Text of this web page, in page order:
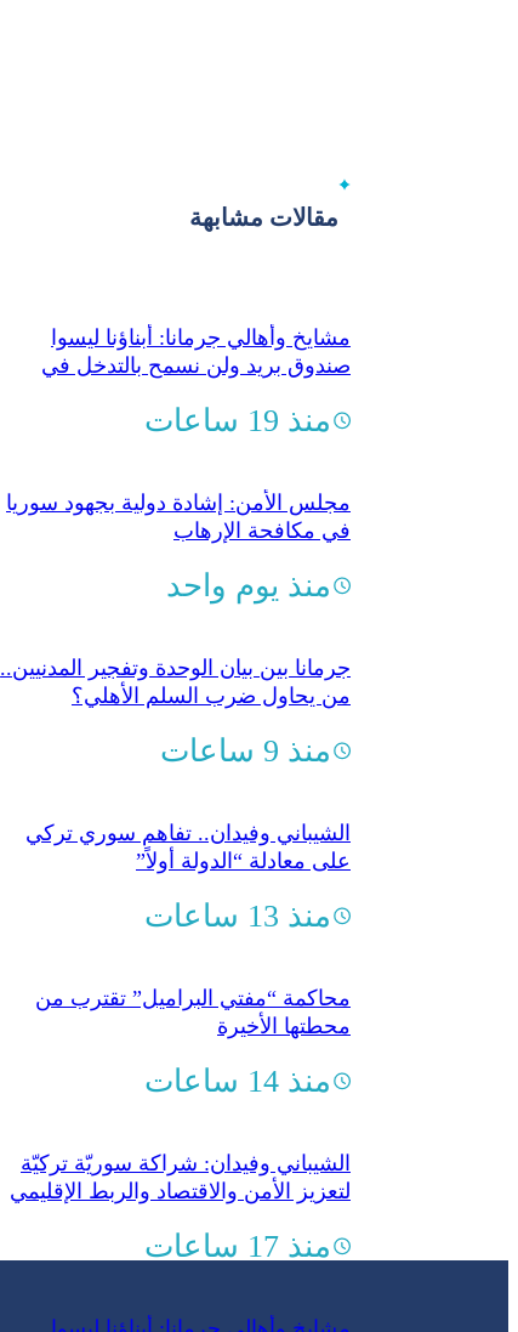
مقالات مشابهة
مشايخ وأهالي جرمانا: أبناؤنا ليسوا
صندوق بريد ولن نسمح بالتدخل في
منذ 19 ساعات
مجلس الأمن: إشادة دولية بجهود سوريا
في مكافحة الإرهاب
منذ يوم واحد
جرمانا بين بيان الوحدة وتفجير المدنيين..
من يحاول ضرب السلم الأهلي؟
منذ 9 ساعات
الشيباني وفيدان.. تفاهم سوري تركي
على معادلة “الدولة أولاً”
منذ 13 ساعات
محاكمة “مفتي البراميل” تقترب من
محطتها الأخيرة
منذ 14 ساعات
الشيباني وفيدان: شراكة سوريّة تركيّة
لتعزيز الأمن والاقتصاد والربط الإقليمي
منذ 17 ساعات